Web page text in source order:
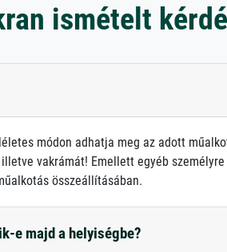
ismételt
módon adhatja meg az adott
vakrámát! Emellett egyéb
összeállításában.
e majd a helyiségbe?